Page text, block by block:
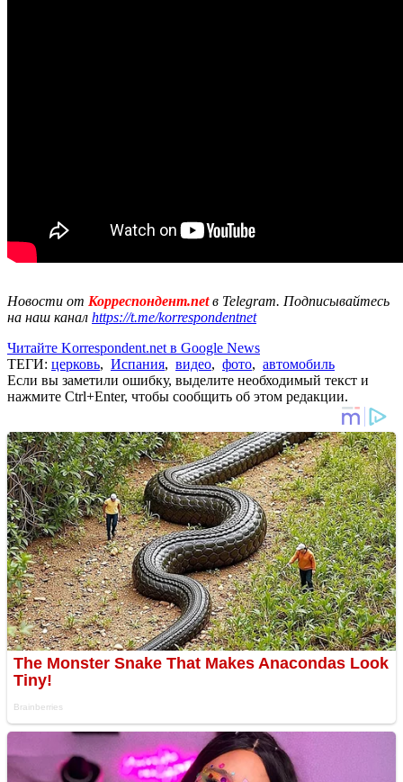
Новости от Корреспондент.netв Telegram. Подписывайтесь
на наш канал https://t.me/korrespondentnet
Читайте Korrespondent.net в Google News
ТЕГИ: церковь, Испания, видео, фото, автомобиль
Если вы заметили ошибку, выделите необходимый текст и
нажмите Ctrl+Enter, чтобы сообщить об этом редакции.